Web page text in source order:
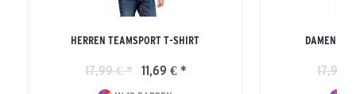
HERREN TEAMSPORT T-SHIRT
17,99 € * 11,69 € *
DAMEN
17,99